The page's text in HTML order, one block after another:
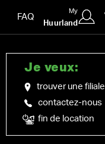
FAQ
My
Huurland
Je veux:
trouver une filiale
contactez-nous
fin de location